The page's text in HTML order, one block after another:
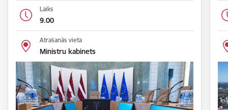
Laiks
9.00
Atrašanās vieta
Ministru kabinets